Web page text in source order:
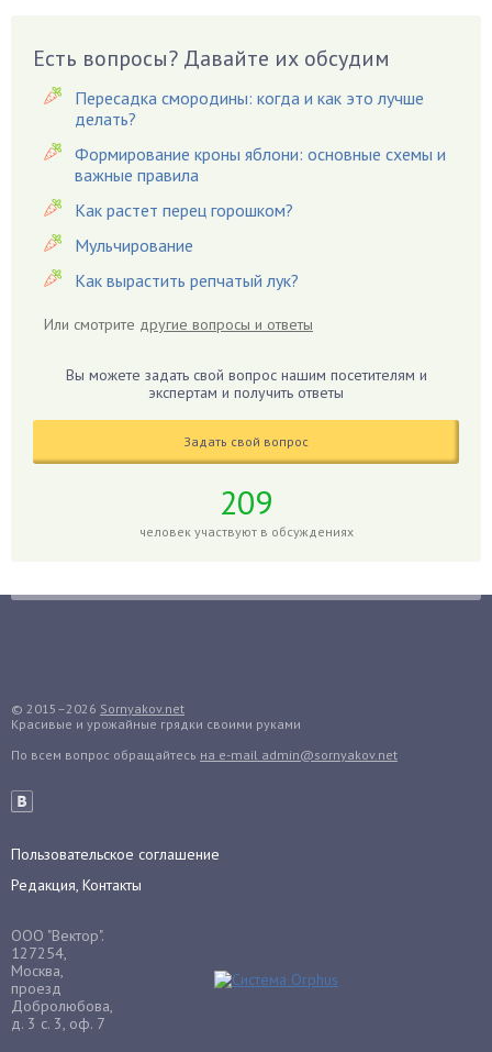
Вишня
Вредители
Гардения
Гацания
Гвоздики
Георгины
Герань
Гиацинт
Гиппеаструм
Годжи
Голубика
Гуава
Гузмания
Дайкон
Дендробиум
Денежное дерево
Драцена
Дыня
Ежевика
Есть вопросы? Давайте их обсудим
Пересадка смородины: когда и как это лучше
делать?
Формирование кроны яблони: основные схемы и
важные правила
Как растет перец горошком?
Мульчирование
Как вырастить репчатый лук?
Или смотрите другие вопросы и ответы
Вы можете задать свой вопрос нашим посетителям и
экспертам и получить ответы
Задать свой вопрос
209
человек участвуют в обсуждениях
© 2015–2026 Sornyakov.net
Красивые и урожайные грядки своими руками
По всем вопрос обращайтесь на e-mail admin@sornyakov.net
Пользовательское соглашение
Редакция, Контакты
ООО "Вектор".
127254,
Москва,
проезд
Добролюбова,
д. 3 с. 3, оф. 7